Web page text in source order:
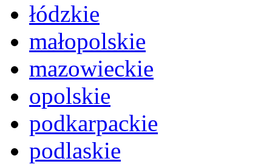
łódzkie
małopolskie
mazowieckie
opolskie
podkarpackie
podlaskie